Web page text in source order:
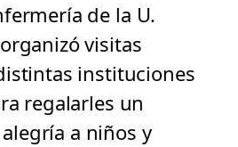
de la U.
visitas
instituciones
regalarles un
a niños y